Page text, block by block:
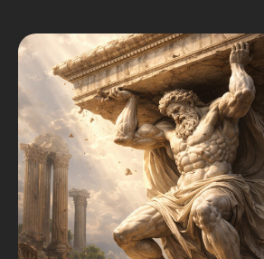
ключевых отраслей российской
экономики. Если вас интересует вас
интересует экспертиза в конретной
отрасли, оставьте заявку через
форму или напишите в чат-бот.
Строительство Недвижимость
Промышленность
Ремонт